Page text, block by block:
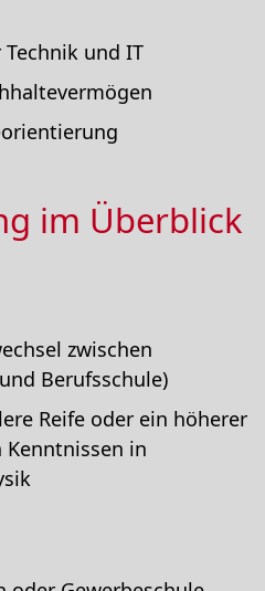
und IT
im Überblick
zwischen
Berufsschule)
Reife oder ein höherer
in